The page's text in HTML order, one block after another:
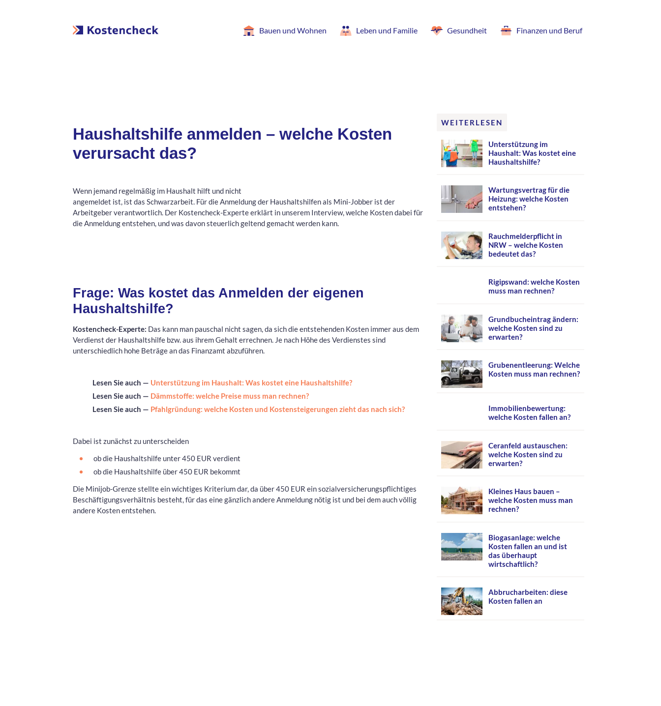
Bauen und Wohnen Leben und Familie Gesundheit Finanzen und Beruf
Haushaltshilfe anmelden – welche Kosten
verursacht das?
Wenn jemand regelmäßig im Haushalt hilft und nicht
angemeldet ist, ist das Schwarzarbeit. Für die Anmeldung der Haushaltshilfen als Mini-Jobber ist der
Arbeitgeber verantwortlich. Der Kostencheck-Experte erklärt in unserem Interview, welche Kosten dabei für
die Anmeldung entstehen, und was davon steuerlich geltend gemacht werden kann.
Frage: Was kostet das Anmelden der eigenen
Haushaltshilfe?
Kostencheck-Experte: Das kann man pauschal nicht sagen, da sich die entstehenden Kosten immer aus dem
Verdienst der Haushaltshilfe bzw. aus ihrem Gehalt errechnen. Je nach Höhe des Verdienstes sind
unterschiedlich hohe Beträge an das Finanzamt abzuführen.
Lesen Sie auch — Unterstützung im Haushalt: Was kostet eine Haushaltshilfe?
Lesen Sie auch — Dämmstoffe: welche Preise muss man rechnen?
Lesen Sie auch — Pfahlgründung: welche Kosten und Kostensteigerungen zieht das nach sich?
Dabei ist zunächst zu unterscheiden
ob die Haushaltshilfe unter 450 EUR verdient
ob die Haushaltshilfe über 450 EUR bekommt
Die Minijob-Grenze stellte ein wichtiges Kriterium dar, da über 450 EUR ein sozialversicherungspflichtiges
Beschäftigungsverhältnis besteht, für das eine gänzlich andere Anmeldung nötig ist und bei dem auch völlig
andere Kosten entstehen.
WEITERLESEN
Unterstützung im
Haushalt: Was kostet eine
Haushaltshilfe?
Wartungsvertrag für die
Heizung: welche Kosten
entstehen?
Rauchmelderpflicht in
NRW – welche Kosten
bedeutet das?
Rigipswand: welche Kosten
muss man rechnen?
Grundbucheintrag ändern:
welche Kosten sind zu
erwarten?
Grubenentleerung: Welche
Kosten muss man rechnen?
Immobilienbewertung:
welche Kosten fallen an?
Ceranfeld austauschen:
welche Kosten sind zu
erwarten?
Kleines Haus bauen –
welche Kosten muss man
rechnen?
Biogasanlage: welche
Kosten fallen an und ist
das überhaupt
wirtschaftlich?
Abbrucharbeiten: diese
Kosten fallen an